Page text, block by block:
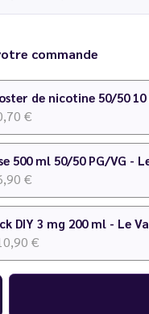
: 8 % dans une base 50/
: 2 à 7 jours
consulter notre
commande
de nicotine 50/50
€
500 ml 50/50 PG/VG -
€
DIY 3 mg 200 ml - Le
€